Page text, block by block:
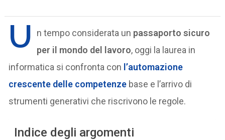
U n tempo considerata un passaporto sicuro
per il mondo del lavoro, oggi la laurea in
informatica si confronta con l’automazione
crescente delle competenze base e l’arrivo di
strumenti generativi che riscrivono le regole.
Indice degli argomenti